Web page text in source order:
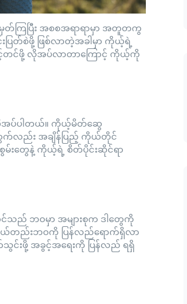
ကြပြီး အစစအရာရာမှာ အတူတကွ
ြတ်စဲဖို့ ဖြစ်လာတဲ့အခါမှာ ကိုယ့်ရဲ့
င့်တင်ဖို့ လိုအပ်လာတာကြောင့် ကိုယ့်ကို
လိုအပ်ပါတယ်။ ကိုယ့်မိတ်ဆွေ
လည်း အချိန်ပြည့် ကိုယ်တိုင်
းတွေနဲ့ ကိုယ့်ရဲ့ စိတ်ပိုင်းဆိုင်ရာ
ည် ဘဝမှာ အများစုက ဒါတွေကို
ယ်တည်းဘဝကို ပြန်လည်ရောက်ရှိလာ
းဖို့ အခွင့်အရေးကို ပြန်လည် ရရှိ